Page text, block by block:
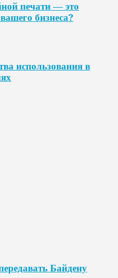
печати — это
бизнеса?
использования в
Байдену